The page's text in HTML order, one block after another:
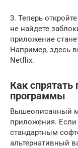
3. Теперь
не найдете
приложение
Например, здесь
Netflix.
Как
программы
Вышеописанный
приложения.
стандартным
альтернативный